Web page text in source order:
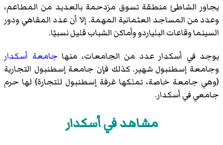
يجاور الشاطئ منطقة تسوق مزدحمة بالعديد من المطاعم،
وعدد من المساجد العثمانية المهمة. إلا أن عدد المقاهي ودور
السينما وقاعات البلياردو وأماكن الشباب قليل نسبيًا.
يوجد في أسكدار عدد من الجامعات، منها جامعة أسكدار
وجامعة إسطنبول شهير. كذلك فإن جامعة إسطنبول التجارية
(وهي جامعة خاصة، تملكها غرفة إسطنبول للتجارة) لها حرم
جامعي في أسكدار.
مشاهد في أسكدار